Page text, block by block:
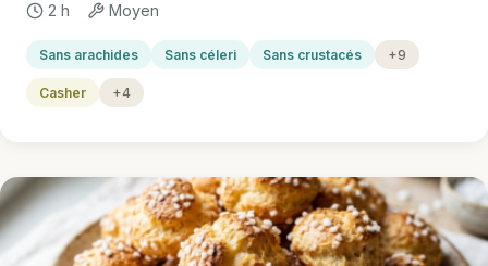
2 h Moyen
Sans arachides Sans céleri Sans crustacés +9
Casher +4